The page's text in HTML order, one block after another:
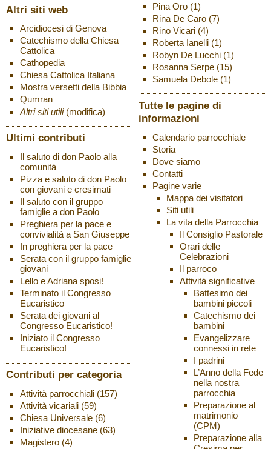
Altri siti web
Arcidiocesi di Genova
Catechismo della Chiesa
Cattolica
Cathopedia
Chiesa Cattolica Italiana
Mostra versetti della Bibbia
Qumran
Altri siti utili (modifica)
Ultimi contributi
Il saluto di don Paolo alla
comunità
Pizza e saluto di don Paolo
con giovani e cresimati
Il saluto con il gruppo
famiglie a don Paolo
Preghiera per la pace e
convivialità a San Giuseppe
In preghiera per la pace
Serata con il gruppo famiglie
giovani
Lello e Adriana sposi!
Terminato il Congresso
Eucaristico
Serata dei giovani al
Congresso Eucaristico!
Iniziato il Congresso
Eucaristico!
Contributi per categoria
Attività parrocchiali(157)
Attività vicariali(59)
Chiesa Universale(6)
Iniziative diocesane(63)
Magistero(4)
Pina Oro(1)
Rina De Caro(7)
Rino Vicari(4)
Roberta Ianelli(1)
Robyn De Lucchi(1)
Rosanna Serpe(15)
Samuela Debole(1)
Tutte le pagine di
informazioni
Calendario parrocchiale
Storia
Dove siamo
Contatti
Pagine varie
Mappa dei visitatori
Siti utili
La vita della Parrocchia
Il Consiglio Pastorale
Orari delle
Celebrazioni
Il parroco
Attività significative
Battesimo dei
bambini piccoli
Catechismo dei
bambini
Evangelizzare
connessi in rete
I padrini
L’Anno della Fede
nella nostra
parrocchia
Preparazione al
matrimonio
(CPM)
Preparazione alla